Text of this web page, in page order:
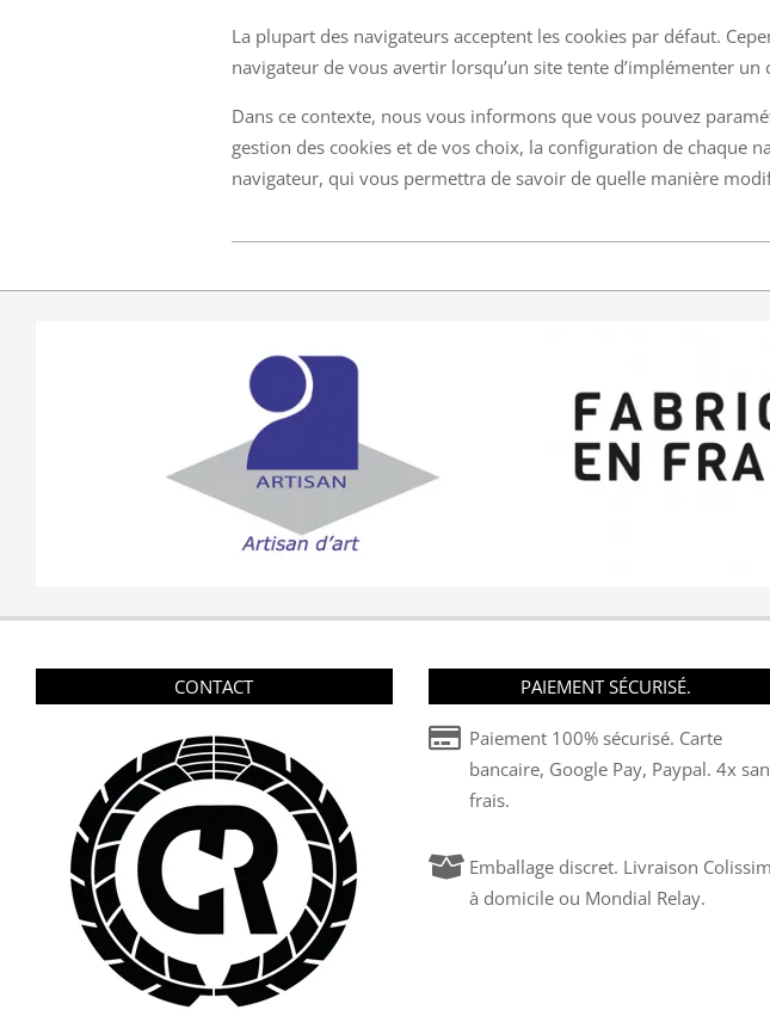
La plupart des navigateurs acceptent les cookies par défaut.
navigateur de vous avertir lorsqu’un site tente d’implémenter
Dans ce contexte, nous vous informons que vous pouvez
gestion des cookies et de vos choix, la configuration de chaque
navigateur, qui vous permettra de savoir de quelle manière
09-
CONTACT PAIEMENT SÉCURISÉ.
Paiement 100% sécurisé. Carte
bancaire, Google Pay, Paypal. 4x
frais.
Emballage discret. Livraison
à domicile ou Mondial Relay.